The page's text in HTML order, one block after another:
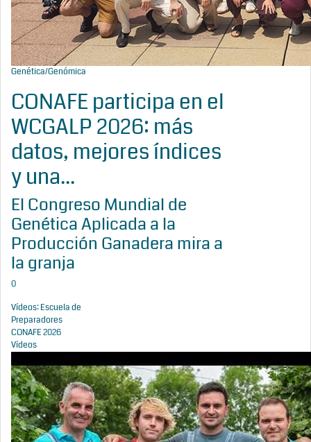
Genética/Genómica
CONAFE participa en el
WCGALP 2026: más
datos, mejores índices
y una...
El Congreso Mundial de
Genética Aplicada a la
Producción Ganadera mira a
la granja
0
Vídeos: Escuela de
Preparadores
CONAFE 2026
Vídeos